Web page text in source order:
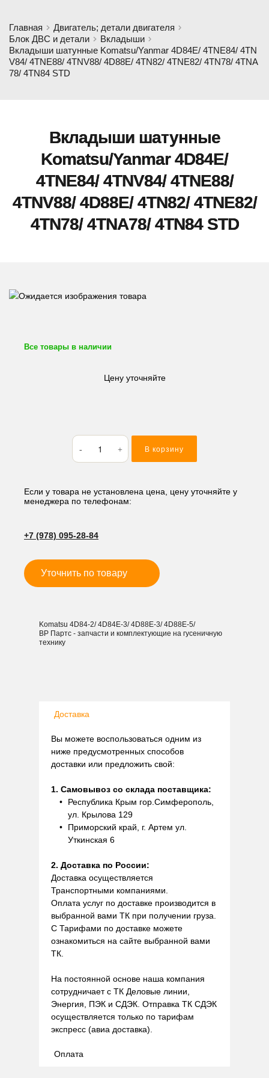
Главная
Двигатель; детали двигателя
Блок ДВС и детали
Вкладыши
Вкладыши шатунные Komatsu/Yanmar 4D84E/ 4TNE84/ 4TN
V84/ 4TNE88/ 4TNV88/ 4D88E/ 4TN82/ 4TNE82/ 4TN78/ 4TNA
78/ 4TN84 STD
Вкладыши шатунные
Komatsu/Yanmar 4D84E/
4TNE84/ 4TNV84/ 4TNE88/
4TNV88/ 4D88E/ 4TN82/ 4TNE82/
4TN78/ 4TNA78/ 4TN84 STD
Все товары в наличии
Цену уточняйте
Количество
товара
Вкладыши
Komatsu/Yanmar
4D84E/
4TNE88/
4TN82/
4TN84
В корзину
Если у товара не установлена цена, цену уточняйте у
менеджера по телефонам:
+7 (978) 095-28-84
Уточнить по товару
Komatsu 4D84-2/ 4D84E-3/ 4D88E-3/ 4D88E-5/
ВР Партс - запчасти и комплектующие на гусеничную
технику
Доставка
Вы можете воспользоваться одним из
ниже предусмотренных способов
доставки или предложить свой:
1. Самовывоз со склада поставщика:
Республика Крым гор.Симферополь,
ул. Крылова 129
Приморский край, г. Артем ул.
Уткинская 6
2. Доставка по России:
Доставка осуществляется
Транспортными компаниями.
Оплата услуг по доставке производится в
выбранной вами ТК при получении груза.
С Тарифами по доставке можете
ознакомиться на сайте выбранной вами
ТК.
На постоянной основе наша компания
сотрудничает с ТК Деловые линии,
Энергия, ПЭК и СДЭК. Отправка ТК СДЭК
осуществляется только по тарифам
экспресс (авиа доставка).
Оплата